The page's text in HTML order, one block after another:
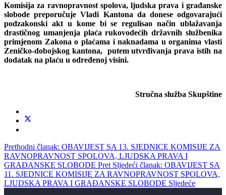
Komisija za ravnopravnost spolova, ljudska prava i građanske
slobode preporučuje Vladi Kantona da donese odgovarajući
podzakonski akt u kome bi se regulisao način ublažavanja
drastičnog umanjenja plaća rukovodećih državnih službenika
primjenom Zakona o plaćama i naknadama u organima vlasti
Zeničko-dobojskog kantona, putem utvrđivanja prava istih na
dodatak na plaću u određenoj visini.
Stručna služba Skupštine
Prethodni članak: OBAVIJEST SA 13. SJEDNICE KOMISIJE ZA
RAVNOPRAVNOST SPOLOVA, LJUDSKA PRAVA I
GRAĐANSKE SLOBODE Pret Sljedeći članak: OBAVIJEST SA
11. SJEDNICE KOMISIJE ZA RAVNOPRAVNOST SPOLOVA,
LJUDSKA PRAVA I GRAĐANSKE SLOBODE Sljedeće